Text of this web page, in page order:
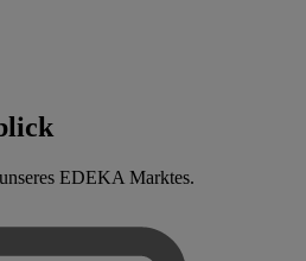
EDEKA Marktes.